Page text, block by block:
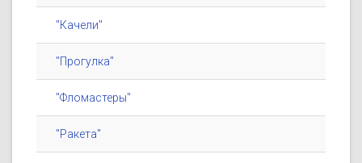
"Качели"
"Прогулка"
"Фломастеры"
"Ракета"